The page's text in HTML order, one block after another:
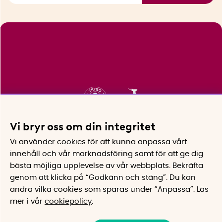
Vi bryr oss om din integritet
Vi använder cookies för att kunna anpassa vårt
innehåll och vår marknadsföring samt för att ge dig
bästa möjliga upplevelse av vår webbplats.
Bekräfta
genom att klicka på “Godkänn och stäng”. Du kan
ändra vilka cookies som sparas under ”Anpassa”.
Läs
mer i vår cookiepolicy